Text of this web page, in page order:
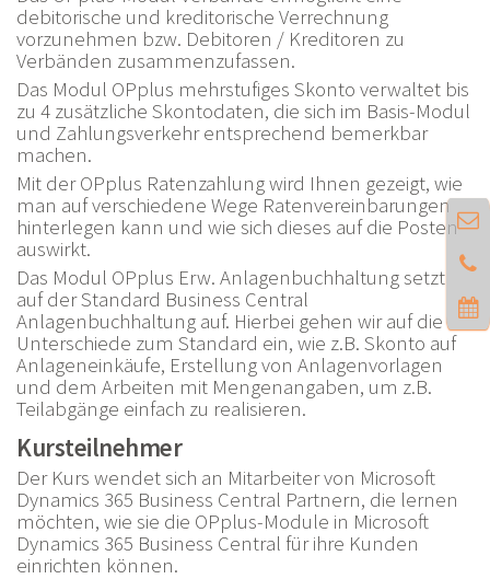
debitorische und kreditorische Verrechnung
vorzunehmen bzw. Debitoren / Kreditoren zu
Verbänden zusammenzufassen.
Das Modul OPplus mehrstufiges Skonto verwaltet bis
zu 4 zusätzliche Skontodaten, die sich im Basis-Modul
und Zahlungsverkehr entsprechend bemerkbar
machen.
Mit der OPplus Ratenzahlung wird Ihnen gezeigt, wie
man auf verschiedene Wege Ratenvereinbarungen
hinterlegen kann und wie sich dieses auf die Posten
auswirkt.
Das Modul OPplus Erw. Anlagenbuchhaltung setzt
auf der Standard Business Central
Anlagenbuchhaltung auf. Hierbei gehen wir auf die
Unterschiede zum Standard ein, wie z.B. Skonto auf
Anlageneinkäufe, Erstellung von Anlagenvorlagen
und dem Arbeiten mit Mengenangaben, um z.B.
Teilabgänge einfach zu realisieren.
Kursteilnehmer
Der Kurs wendet sich an Mitarbeiter von Microsoft
Dynamics 365 Business Central Partnern, die lernen
möchten, wie sie die OPplus-Module in Microsoft
Dynamics 365 Business Central für ihre Kunden
einrichten können.